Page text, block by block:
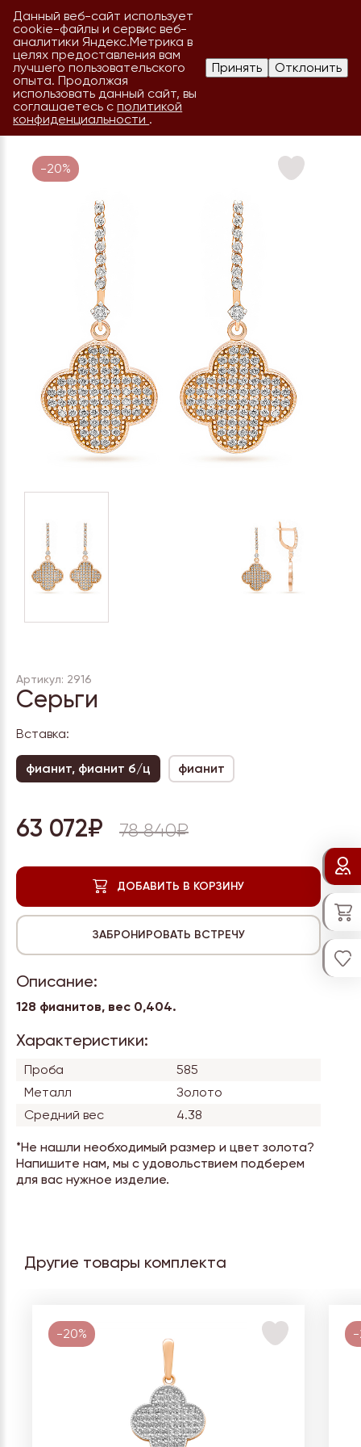
-20%
Артикул: 2916
Серьги
Вставка:
фианит, фианит б/ц фианит
63 072₽ 78 840₽
Описание:
128 фианитов, вес 0,404.
Характеристики:
Проба
585
Металл
Золото
Средний вес
4.38
*Не нашли необходимый размер и цвет золота?
Напишите нам, мы с удовольствием подберем
для вас нужное изделие.
Другие товары комплекта
-20% -
Данный веб-сайт использует
cookie-файлы и сервис веб-
аналитики Яндекс.Метрика в
целях предоставления вам
лучшего пользовательского
опыта. Продолжая
использовать данный сайт, вы
соглашаетесь сполитикой
конфиденциальности .
Принять Отклонить